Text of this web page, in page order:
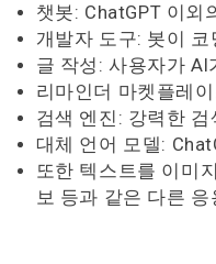
챗봇: ChatGPT 이외
개발자 도구: 봇이
글 작성: 사용자가
리마인더 마켓플레
검색 엔진: 강력한 검
대체 언어 모델:
또한 텍스트를 이미
보 등과 같은 다른